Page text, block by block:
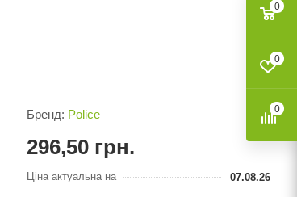
Бренд: Police
296,50 грн.
Ціна актуальна на 07.08.26
0
0
0